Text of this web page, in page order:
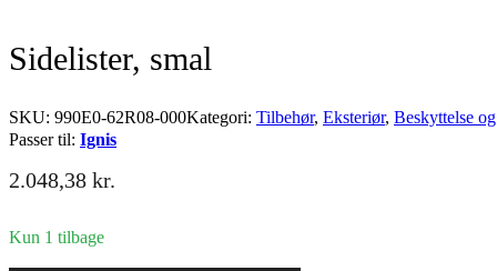
Sidelister, smal
SKU: 990E0-62R08-000Kategori: Tilbehør, Eksteriør, Beskyttelse
Passer til: Ignis
2.048,38 kr.
Kun 1 tilbage